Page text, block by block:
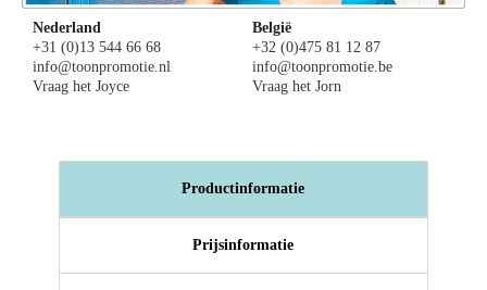
Nederland
+31 (0)13 544 66 68
info@toonpromotie.nl
Vraag het Joyce
België
+32 (0)475 81 12 87
info@toonpromotie.be
Vraag het Jorn
Productinformatie
Prijsinformatie